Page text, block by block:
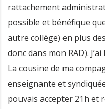
rattachement
possible et bénéfique
autre collège) en plus
donc dans mon RAD).
La cousine de ma
enseignante et
pouvais accepter 21h et